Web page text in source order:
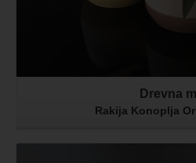
Drevna
Rakija Konoplja